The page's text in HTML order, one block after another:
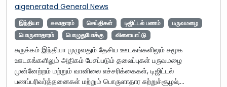
aigenerated General News
இந்தியா சுகாதாரம் செய்திகள் டிஜிட்டல் பணம்
பருவமழை
பொருளாதாரம்
பொழுதுபோக்கு விளையாட்டு
சுருக்கம் இந்தியா முழுவதும் தேசிய ஊடகங்களிலும் சமூக
ஊடகங்களிலும் அதிகம் பேசப்படும் தலைப்புகள் பருவமழை
முன்னேற்றம் மற்றும் வானிலை எச்சரிக்கைகள், டிஜிட்டல்
பணப்பரிவர்த்தனைகள் மற்றும் பொருளாதார சுற்றுச்சூழல்,…